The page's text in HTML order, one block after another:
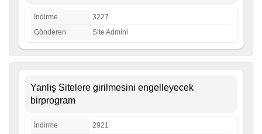
İndirme
3227
Gönderen
Site Admini
Yanlış Sitelere girilmesini engelleyecek
birprogram
İndirme
2921